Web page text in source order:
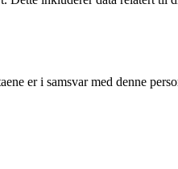
er i samsvar med denne